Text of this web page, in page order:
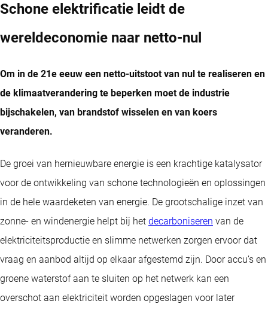
Schone elektrificatie leidt de
wereldeconomie naar netto-nul
Om in de 21e eeuw een netto-uitstoot van nul te realiseren en
de klimaatverandering te beperken moet de industrie
bijschakelen, van brandstof wisselen en van koers
veranderen.
De groei van hernieuwbare energie is een krachtige katalysator
voor de ontwikkeling van schone technologieën en oplossingen
in de hele waardeketen van energie. De grootschalige inzet van
zonne- en windenergie helpt bij het decarboniseren van de
elektriciteitsproductie en slimme netwerken zorgen ervoor dat
vraag en aanbod altijd op elkaar afgestemd zijn. Door accu’s en
groene waterstof aan te sluiten op het netwerk kan een
overschot aan elektriciteit worden opgeslagen voor later